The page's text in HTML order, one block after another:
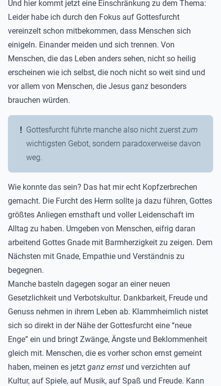
Und hier kommt jetzt eine Einschränkung zu dem Thema:
Leider habe ich durch den Fokus auf Gottesfurcht
vereinzelt schon mitbekommen, dass Menschen sich
einigeln. Einander meiden und sich trennen. Von
Menschen, die das Leben anders sehen, nicht so heilig
erscheinen wie ich selbst, die noch nicht so weit sind und
vor allem von Menschen, die Jesus ganz besonders
brauchen würden.
Gottesfurcht führte manche also nicht zuerst zum
wichtigsten Gebot, sondern paradoxerweise davon
weg.
Wie konnte das sein? Das hat mir echt Kopfzerbrechen
gemacht. Die Furcht des Herrn sollte ja dazu führen, Gottes
größtes Anliegen ernsthaft und voller Leidenschaft im
Alltag zu haben. Umgeben von Menschen, eifrig daran
arbeitend Gottes Gnade mit Barmherzigkeit zu zeigen. Dem
Nächsten mit Gnade, Empathie und Verständnis zu
begegnen.
Manche basteln dagegen sogar an einer neuen
Gesetzlichkeit und Verbotskultur. Dankbarkeit, Freude und
Genuss nehmen in ihrem Leben ab. Klammheimlich nistet
sich so direkt in der Nähe der Gottesfurcht eine “neue
Enge” ein und bringt Zwänge, Ängste und Beklommenheit
gleich mit. Menschen, die es vorher schon ernst gemeint
haben, meinen es jetzt ganz ernst und verzichten auf
Kultur, auf Spiele, auf Musik, auf Spaß und Freude. Kann